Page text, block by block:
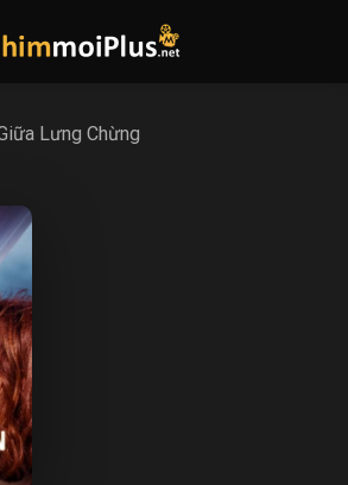
Lưng Chừng